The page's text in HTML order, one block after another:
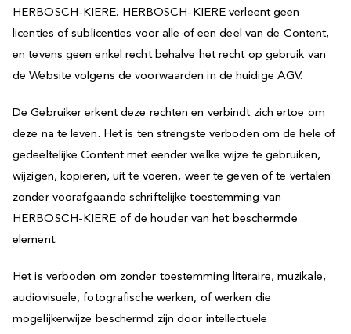
HERBOSCH-KIERE. HERBOSCH-KIERE verleent geen
licenties of sublicenties voor alle of een deel van de Content,
en tevens geen enkel recht behalve het recht op gebruik van
de Website volgens de voorwaarden in de huidige AGV.
De Gebruiker erkent deze rechten en verbindt zich ertoe om
deze na te leven. Het is ten strengste verboden om de hele of
gedeeltelijke Content met eender welke wijze te gebruiken,
wijzigen, kopiëren, uit te voeren, weer te geven of te vertalen
zonder voorafgaande schriftelijke toestemming van
HERBOSCH-KIERE of de houder van het beschermde
element.
Het is verboden om zonder toestemming literaire, muzikale,
audiovisuele, fotografische werken, of werken die
mogelijkerwijze beschermd zijn door intellectuele